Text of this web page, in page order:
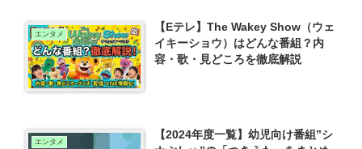
エンタメ
【Eテレ】The Wakey Show（ウェ
イキーショウ）はどんな番組？内
容・歌・見どころを徹底解説
エンタメ
【2024年度一覧】幼児向け番組”シ